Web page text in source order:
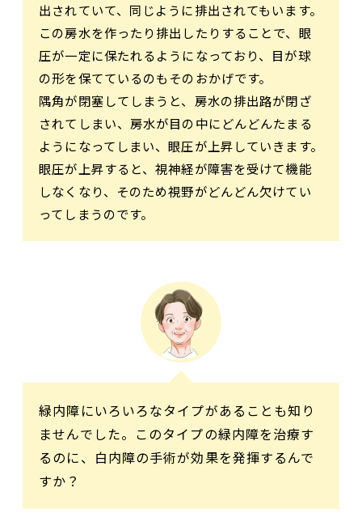
出されていて、同じように排出されてもいます。
この房水を作ったり排出したりすることで、眼
圧が一定に保たれるようになっており、目が球
の形を保てているのもそのおかげです。
隅角が閉塞してしまうと、房水の排出路が閉ざ
されてしまい、房水が目の中にどんどんたまる
ようになってしまい、眼圧が上昇していきます。
眼圧が上昇すると、視神経が障害を受けて機能
しなくなり、そのため視野がどんどん欠けてい
ってしまうのです。
緑内障にいろいろなタイプがあることも知り
ませんでした。このタイプの緑内障を治療す
るのに、白内障の手術が効果を発揮するんで
すか？